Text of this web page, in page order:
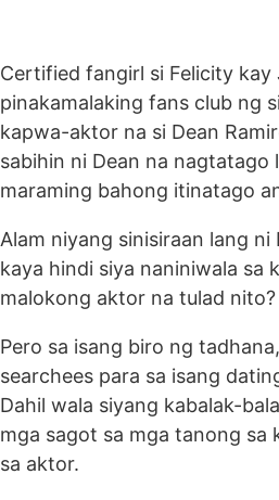
Certified fangirl si Felicity kay
pinakamalaking fans club ng
kapwa-aktor na si Dean
sabihin ni Dean na
maraming bahong itinatago
Alam niyang sinisiraan lang
kaya hindi siya naniniwala sa
malokong aktor na tulad nito?
Pero sa isang biro ng
searchees para sa isang
Dahil wala siyang kabalak-
mga sagot sa mga tanong sa
sa aktor.